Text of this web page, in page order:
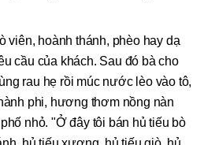
viên, hoành thánh, phèo hay dạ
cầu của khách. Sau đó bà cho
rau hẹ rồi múc nước lèo vào tô,
phi, hương thơm nồng nàn
nhỏ. "Ở đây tôi bán hủ tiếu bò